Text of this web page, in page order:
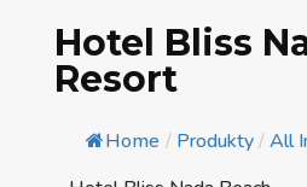
Hotel Bliss
Resort
Home / Produkty/All